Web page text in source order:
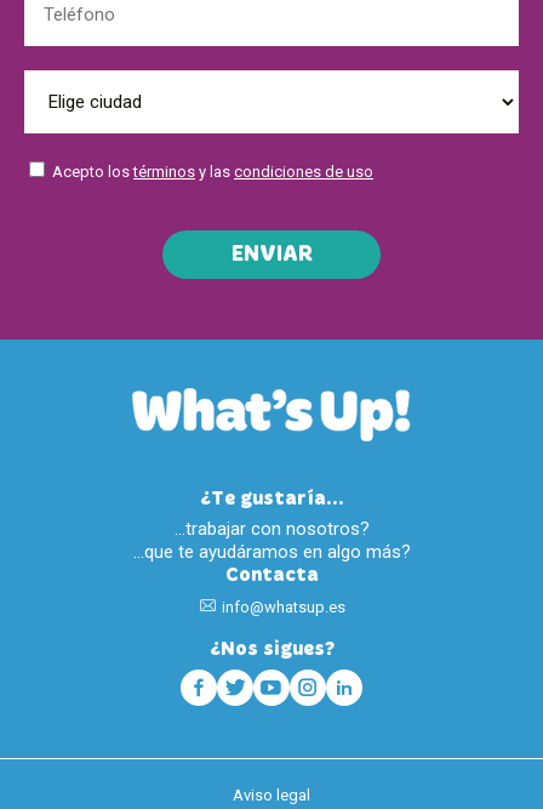
Acepto lostérminos y las condiciones de uso
ENVIAR
¿Te gustaría...
…trabajar con nosotros?
…que te ayudáramos en algo más?
Contacta
info@whatsup.es
¿Nos sigues?
Aviso legal